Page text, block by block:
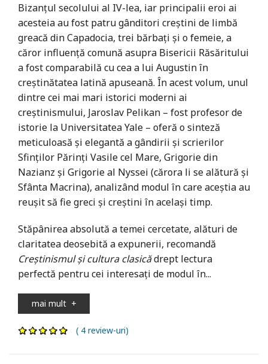
Bizanțul secolului al IV-lea, iar principalii eroi ai
acesteia au fost patru gânditori creștini de limbă
greacă din Capadocia, trei bărbați și o femeie, a
căror influență comună asupra Bisericii Răsăritului
a fost comparabilă cu cea a lui Augustin în
creștinătatea latină apuseană. În acest volum, unul
dintre cei mai mari istorici moderni ai
creștinismului, Jaroslav Pelikan – fost profesor de
istorie la Universitatea Yale – oferă o sinteză
meticuloasă și elegantă a gândirii și scrierilor
Sfinților Părinți Vasile cel Mare, Grigorie din
Nazianz și Grigorie al Nyssei (cărora li se alătură și
Sfânta Macrina), analizând modul în care aceștia au
reușit să fie greci și creștini în același timp.
Stăpânirea absolută a temei cercetate, alături de
claritatea deosebită a expunerii, recomandă
Creștinismul și cultura clasicădrept lectura
perfectă pentru cei interesați de modul în...
mai mult +
( 4 review-uri)